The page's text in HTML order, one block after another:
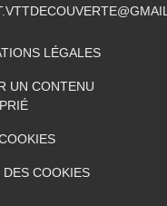
LÉGALES
UN CONTENU
COOKIES